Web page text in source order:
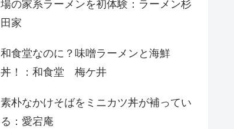
場の家系ラーメンを初体験：ラーメン杉
田家
和食堂なのに？味噌ラーメンと海鮮
丼！：和食堂 梅ケ井
素朴なかけそばをミニカツ丼が補ってい
る：愛宕庵